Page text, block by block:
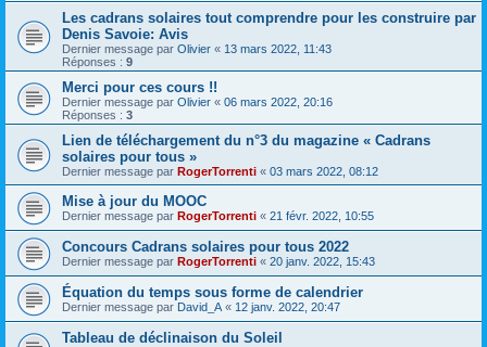
Les cadrans solaires tout comprendre pour les construire par
Denis Savoie: Avis
Dernier message par Olivier « 13 mars 2022, 11:43
Réponses : 9
Merci pour ces cours !!
Dernier message par Olivier « 06 mars 2022, 20:16
Réponses : 3
Lien de téléchargement du n°3 du magazine « Cadrans
solaires pour tous »
Dernier message par RogerTorrenti « 03 mars 2022, 08:12
Mise à jour du MOOC
Dernier message par RogerTorrenti « 21 févr. 2022, 10:55
Concours Cadrans solaires pour tous 2022
Dernier message par RogerTorrenti « 20 janv. 2022, 15:43
Équation du temps sous forme de calendrier
Dernier message par David_A « 12 janv. 2022, 20:47
Tableau de déclinaison du Soleil